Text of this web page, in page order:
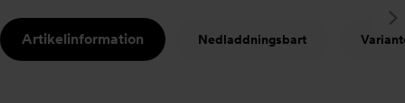
Artikelinformation Nedladdningsbart